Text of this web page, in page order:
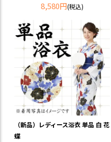
8,580円(税込)
（新品）レディース浴衣 単品 白 花
蝶